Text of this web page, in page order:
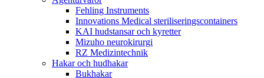
Fehling Instruments
Innovations Medical steriliseringscontainers
KAI hudstansar och kyretter
Mizuho neurokirurgi
RZ Medizintechnik
Hakar och hudhakar
Bukhakar